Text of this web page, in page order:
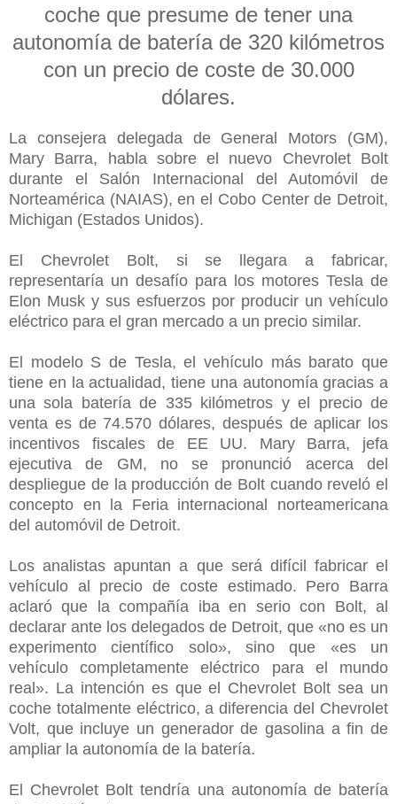
coche que presume de tener una
autonomía de batería de 320 kilómetros
con un precio de coste de 30.000
dólares.
La consejera delegada de General Motors (GM),
Mary Barra, habla sobre el nuevo Chevrolet Bolt
durante el Salón Internacional del Automóvil de
Norteamérica (NAIAS), en el Cobo Center de Detroit,
Michigan (Estados Unidos).
El Chevrolet Bolt, si se llegara a fabricar,
representaría un desafío para los motores Tesla de
Elon Musk y sus esfuerzos por producir un vehículo
eléctrico para el gran mercado a un precio similar.
El modelo S de Tesla, el vehículo más barato que
tiene en la actualidad, tiene una autonomía gracias a
una sola batería de 335 kilómetros y el precio de
venta es de 74.570 dólares, después de aplicar los
incentivos fiscales de EE UU. Mary Barra, jefa
ejecutiva de GM, no se pronunció acerca del
despliegue de la producción de Bolt cuando reveló el
concepto en la Feria internacional norteamericana
del automóvil de Detroit.
Los analistas apuntan a que será difícil fabricar el
vehículo al precio de coste estimado. Pero Barra
aclaró que la compañía iba en serio con Bolt, al
declarar ante los delegados de Detroit, que «no es un
experimento científico solo», sino que «es un
vehículo completamente eléctrico para el mundo
real». La intención es que el Chevrolet Bolt sea un
coche totalmente eléctrico, a diferencia del Chevrolet
Volt, que incluye un generador de gasolina a fin de
ampliar la autonomía de la batería.
El Chevrolet Bolt tendría una autonomía de batería